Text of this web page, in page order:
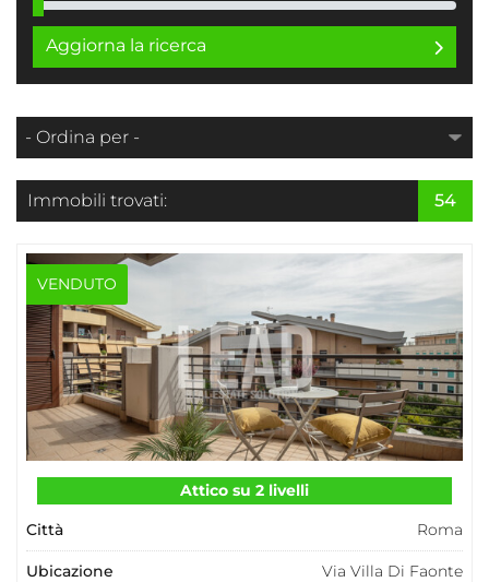
Immobili trovati: 54
VENDUTO
Attico su 2 livelli
Città
Roma
Ubicazione Via Villa Di Faonte
Aggiorna la ricerca